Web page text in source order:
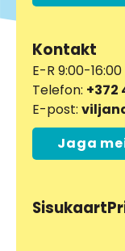
Kontakt
E-R 9:00-16:00
Telefon: +372
E-post:
Jaga
Sisukaart